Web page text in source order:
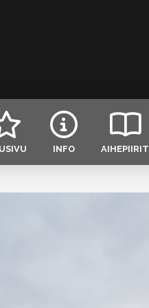
INFO AIHEPIIRIT